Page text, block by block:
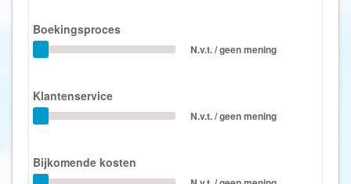
Boekingsproces
N.v.t. / geen mening
Klantenservice
N.v.t. / geen mening
Bijkomende kosten